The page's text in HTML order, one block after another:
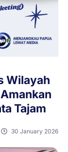
Wilayah
Tajam
30 January 2026